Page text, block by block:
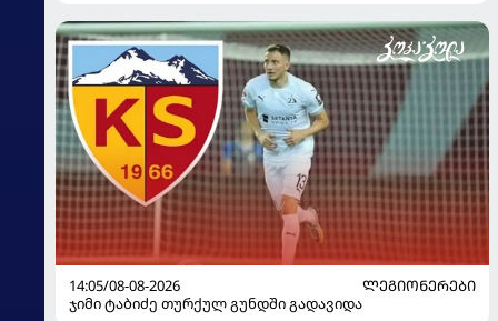
14:05/08-08-2026
ᲚᲔᲒᲘᲝᲜᲔᲠᲔᲑᲘ
ჯიმი ტაბიძე თურქულ გუნდში გადავიდა